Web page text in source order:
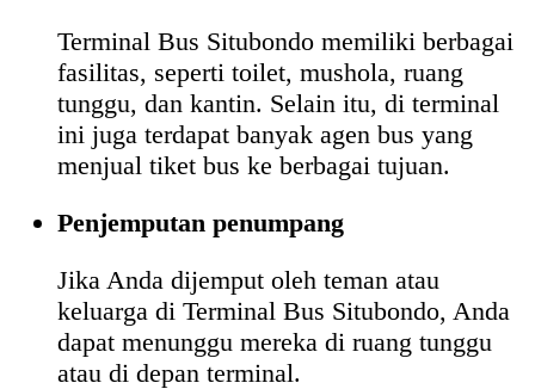
Terminal Bus Situbondo memiliki berbagai
fasilitas, seperti toilet, mushola, ruang
tunggu, dan kantin. Selain itu, di terminal
ini juga terdapat banyak agen bus yang
menjual tiket bus ke berbagai tujuan.
Penjemputan penumpang
Jika Anda dijemput oleh teman atau
keluarga di Terminal Bus Situbondo, Anda
dapat menunggu mereka di ruang tunggu
atau di depan terminal.